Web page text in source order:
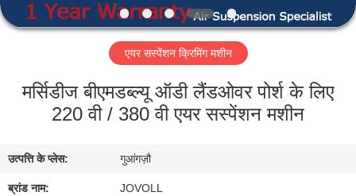
हमारे
भ्रमण
एयर सस्पेंशन क्रिमिंग मशीन
मर्सिडीज बीएमडब्ल्यू ऑडी लैंडओवर पोर्श के लिए
220 वी / 380 वी एयर सस्पेंशन मशीन
उत्पत्ति के प्लेस: गुआंगज़ौ
ब्रांड नाम: JOVOLL